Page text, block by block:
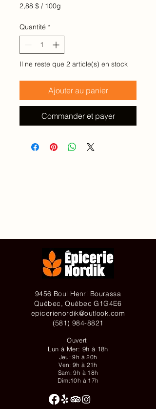
2,88 $ / 100g
pour
100
Grammes
Quantité *
Il ne reste que 2 article(s) en stock
Ajouter au panier
Commander et payer
9456 Boul Henri Bourassa
Québec, Québec G1G4E6
epicerienordik@outlook.com
(581) 984-8821
Ouvert
Lun à Mer: 9h à 18h
Jeu: 9h à 20h
Ven: 9h à 21h
Sam: 9h à 18h
Dim:10h à 17h